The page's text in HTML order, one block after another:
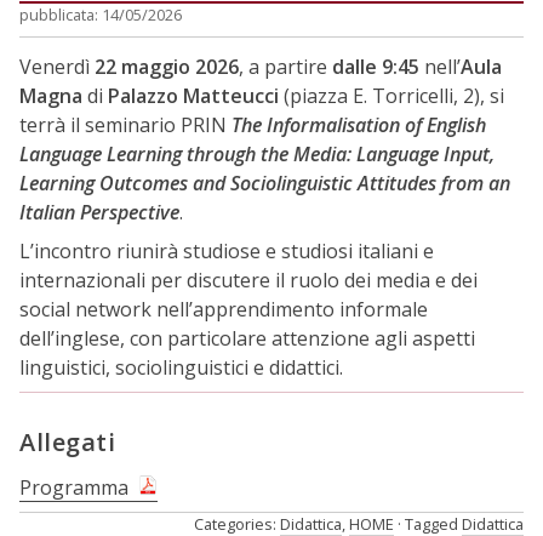
pubblicata: 14/05/2026
Venerdì 22 maggio 2026, a partire dalle 9:45 nell’Aula
Magna di Palazzo Matteucci (piazza E. Torricelli, 2), si
terrà il seminario PRIN The Informalisation of English
Language Learning through the Media: Language Input,
Learning Outcomes and Sociolinguistic Attitudes from an
Italian Perspective.
L’incontro riunirà studiose e studiosi italiani e
internazionali per discutere il ruolo dei media e dei
social network nell’apprendimento informale
dell’inglese, con particolare attenzione agli aspetti
linguistici, sociolinguistici e didattici.
Allegati
Programma
Categories: Didattica HOME Tagged Didattica